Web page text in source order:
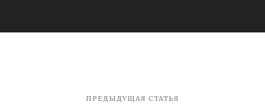
ПРЕДЫДУЩАЯ СТАТЬЯ